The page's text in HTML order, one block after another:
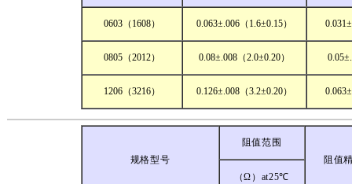
0603（1608） 0.063±.006（1.6±0.15）
0805（2012） 0.08±.008（2.0±0.20）
1206（3216） 0.126±.008（3.2±0.20）
规格型号
阻值范围
阻值
（Ω）at25℃